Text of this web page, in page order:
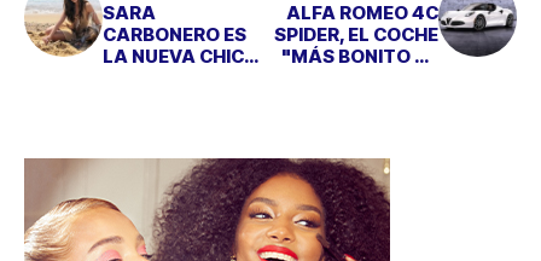
SARA
CARBONERO ES
LA NUEVA CHICA
ALFA ROMEO 4C
SPIDER, EL COCHE
"MÁS BONITO DE